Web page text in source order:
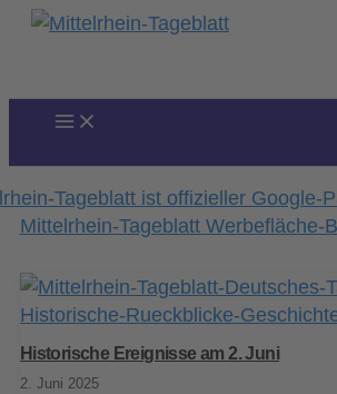
Zum
Historische Ereignisse am 2. Juni
2. Juni 2025